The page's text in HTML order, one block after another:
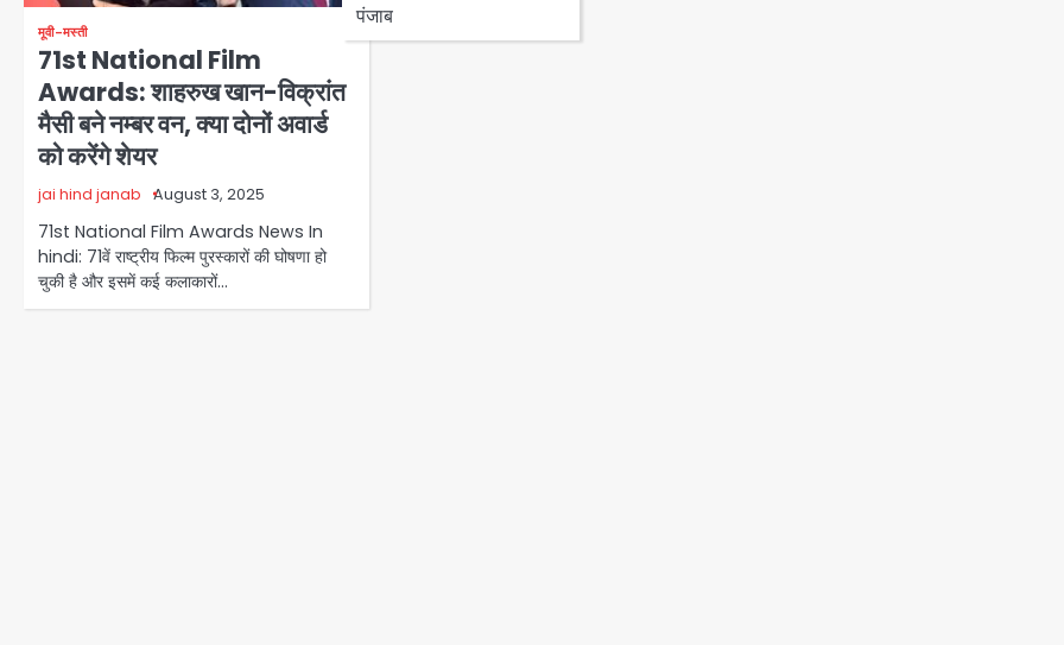
पंजाब
मूवी-मस्ती
71st National Film
Awards: शाहरुख खान-विक्रांत
मैसी बने नम्बर वन, क्या दोनों अवार्ड
को करेंगे शेयर
jai hind janab August 3, 2025
71st National Film Awards News In
hindi: 71वें राष्ट्रीय फिल्म पुरस्कारों की घोषणा हो
चुकी है और इसमें कई कलाकारों…